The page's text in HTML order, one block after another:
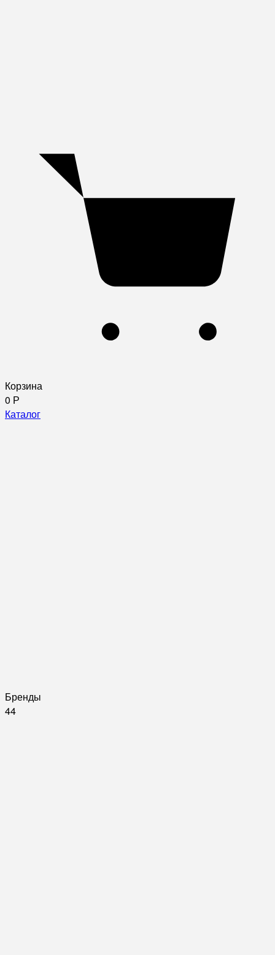
Корзина
0 Р
Каталог
Бренды
44